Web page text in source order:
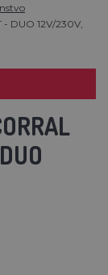
DUO 12V/230V,